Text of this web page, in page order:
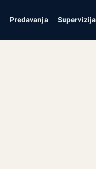
Predavanja Supervizija